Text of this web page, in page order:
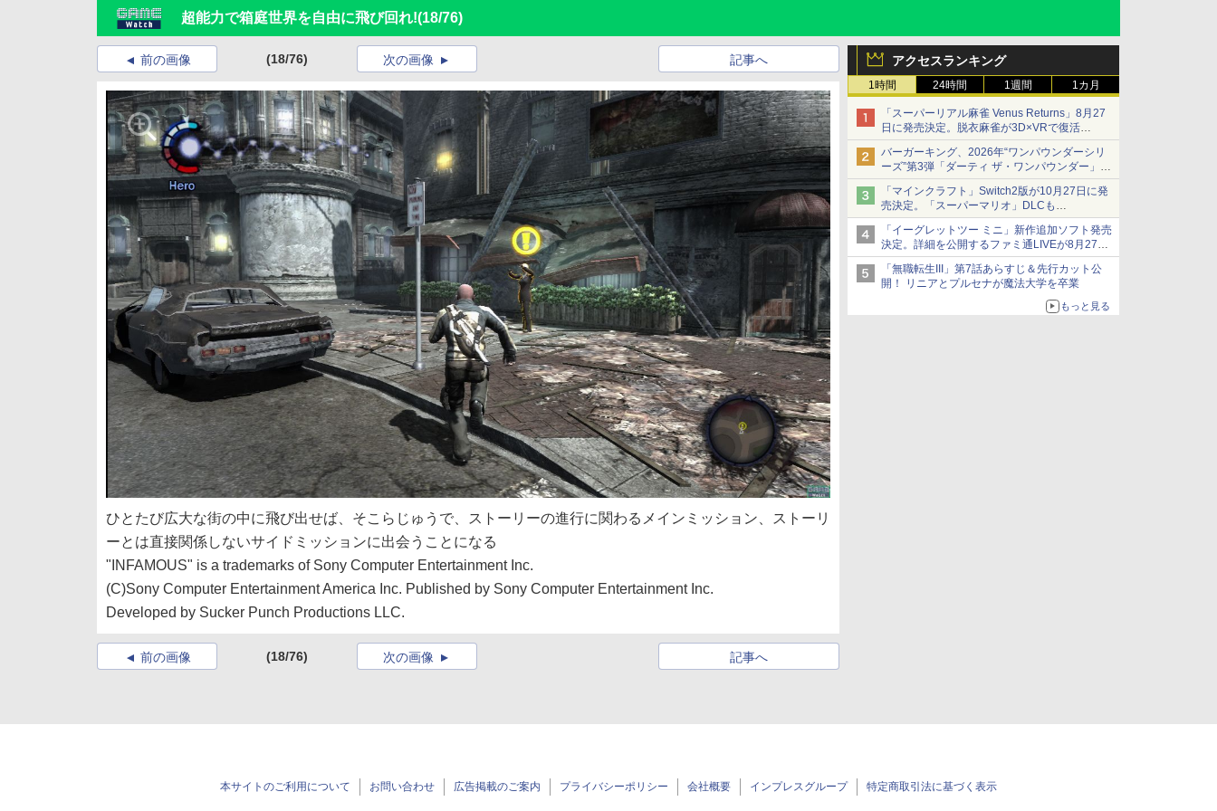
超能力で箱庭世界を自由に飛び回れ!(18/76)
アクセスランキング
1時間 24時間 1週間 1カ月
「スーパーリアル麻雀 Venus Returns」8月27
日に発売決定。脱衣麻雀が3D×VRで復活
発売から2週間は20%オフになるセールが実施
バーガーキング、2026年“ワンパウンダーシリ
ーズ”第3弾「ダーティ ザ・ワンパウンダー」を
8月7日発売
「特製ガーリックマヨソース」を使用した超大
型チーズバーガー
「マインクラフト」Switch2版が10月27日に発
売決定。「スーパーマリオ」DLCも
Switch版からのアップグレードも可能に
「イーグレットツー ミニ」新作追加ソフト発売
決定。詳細を公開するファミ通LIVEが8月27日
20時から配信
シリーズ累計100タイトルへ
「無職転生III」第7話あらすじ＆先行カット公
開！ リニアとプルセナが魔法大学を卒業
もっと見る
前の画像 (18/76) 記事へ
次の画像
ひとたび広大な街の中に飛び出せば、そこらじゅうで、ストーリーの進行に関わるメインミッション、ストーリ
ーとは直接関係しないサイドミッションに出会うことになる
"INFAMOUS" is a trademarks of Sony Computer Entertainment Inc.
(C)Sony Computer Entertainment America Inc. Published by Sony Computer Entertainment Inc.
Developed by Sucker Punch Productions LLC.
前の画像 (18/76) 記事へ
次の画像
本サイトのご利用について お問い合わせ 広告掲載のご案内 プライバシーポリシー 会社概要 インプレスグループ 特定商取引法に基づく表示